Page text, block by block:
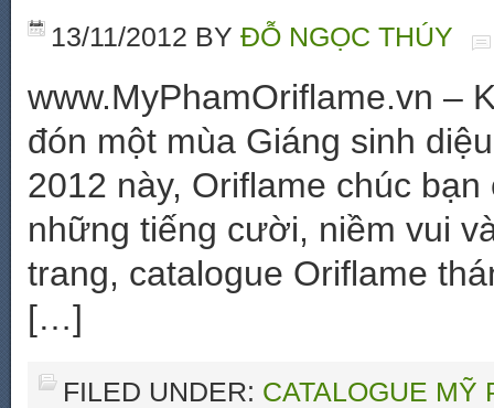
13/11/2012 BY ĐỖ NGỌC THÚY
www.MyPhamOriflame.vn –
đón một mùa Giáng sinh
2012 này, Oriflame chúc
những tiếng cười, niềm vui
trang, catalogue Oriflame
[…]
FILED UNDER: CATALOGUE MỸ